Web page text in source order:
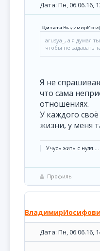
Дата: Пн, 06.06.16,
Цитата
arusya_, а я думал
чтобы не задавать
Я не
что сама
отношениях.
У каждого
жизни, у меня
Учусь жить с нуля....
Профиль
Дата: Пн, 06.06.16,